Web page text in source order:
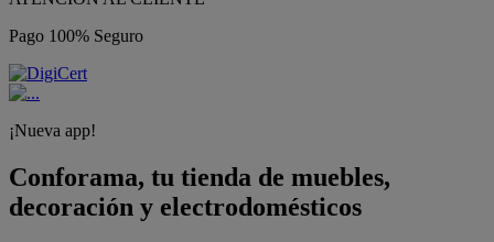
Pago 100% Seguro
¡Nueva app!
Conforama, tu tienda de muebles,
decoración y electrodomésticos